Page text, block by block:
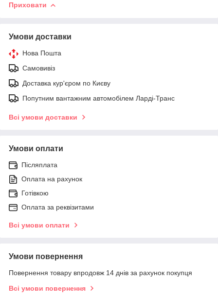
Приховати
Умови доставки
Нова Пошта
Самовивіз
Доставка кур'єром по Києву
Попутним вантажним автомобілем Ларді-Транс
Всі умови доставки
Умови оплати
Післяплата
Оплата на рахунок
Готівкою
Оплата за реквізитами
Всі умови оплати
Умови повернення
Повернення товару впродовж 14 днів за рахунок покупця
Всі умови повернення